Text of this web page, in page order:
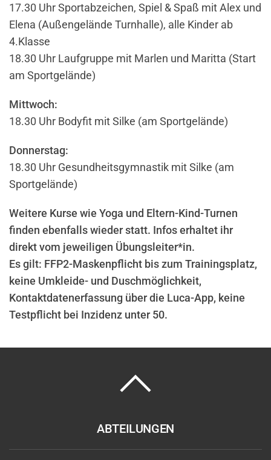
17.30 Uhr Sportabzeichen, Spiel & Spaß mit Alex und
Elena (Außengelände Turnhalle), alle Kinder ab
4.Klasse
18.30 Uhr Laufgruppe mit Marlen und Maritta (Start
am Sportgelände)
Mittwoch:
18.30 Uhr Bodyfit mit Silke (am Sportgelände)
Donnerstag:
18.30 Uhr Gesundheitsgymnastik mit Silke (am
Sportgelände)
Weitere Kurse wie Yoga und Eltern-Kind-Turnen
finden ebenfalls wieder statt. Infos erhaltet ihr
direkt vom jeweiligen Übungsleiter*in.
Es gilt: FFP2-Maskenpflicht bis zum Trainingsplatz,
keine Umkleide- und Duschmöglichkeit,
Kontaktdatenerfassung über die Luca-App, keine
Testpflicht bei Inzidenz unter 50.
ABTEILUNGEN